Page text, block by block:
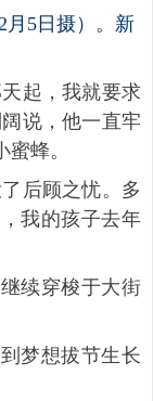
月5日摄）。新
起，我就要求
说，他一直牢
蜂。
后顾之忧。多
我的孩子去年
续穿梭于大街
梦想拔节生长